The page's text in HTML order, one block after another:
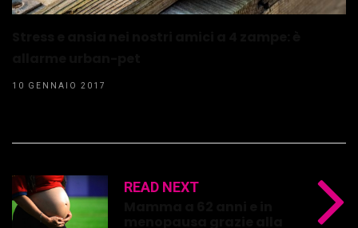
10 GENNAIO 2017
READ NEXT